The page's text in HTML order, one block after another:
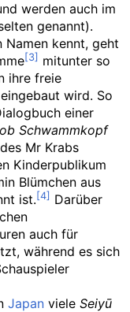
werden auch im
genannt).
Namen kennt, geht
mitunter so
ihre freie
wird. So
einer
Schwammkopf
Mr Krabs
Kinderpublikum
Blümchen aus
ist.
Darüber
auch für
während es sich
Japan viele Seiyū